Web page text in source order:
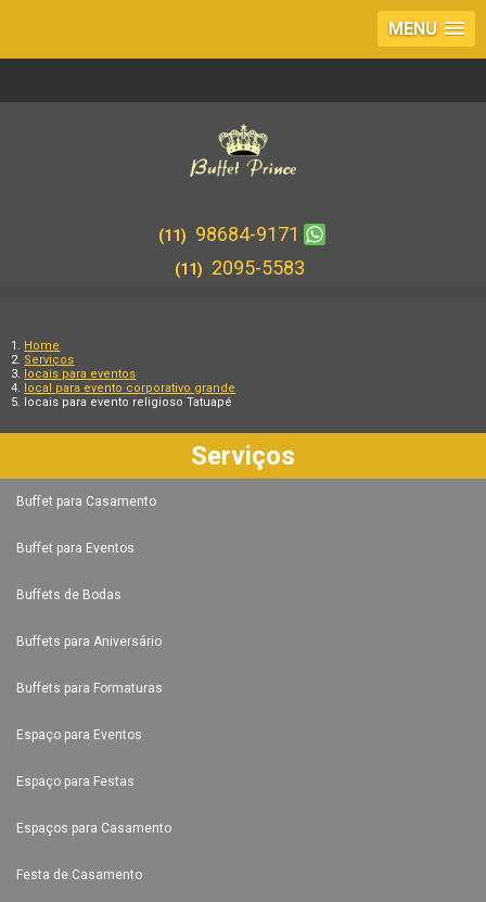
MENU
(11) 98684-9171
(11) 2095-5583
Home
Serviços
locais para eventos
local para evento corporativo grande
locais para evento religioso Tatuapé
Serviços
Buffet para Casamento
Buffet para Eventos
Buffets de Bodas
Buffets para Aniversário
Buffets para Formaturas
Espaço para Eventos
Espaço para Festas
Espaços para Casamento
Festa de Casamento